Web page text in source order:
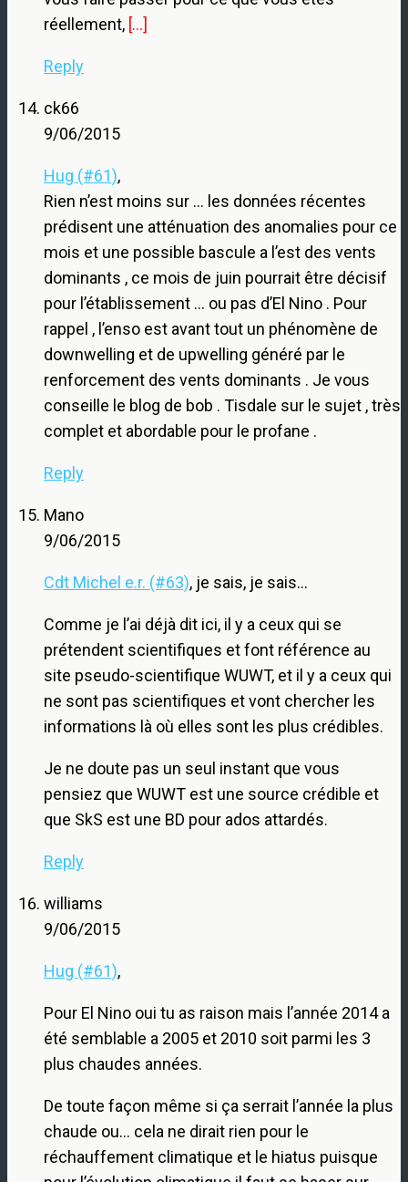
réellement, […]
Reply
ck66
9/06/2015
Hug (#61),
Rien n’est moins sur … les données récentes
prédisent une atténuation des anomalies pour ce
mois et une possible bascule a l’est des vents
dominants , ce mois de juin pourrait être décisif
pour l’établissement … ou pas d’El Nino . Pour
rappel , l’enso est avant tout un phénomène de
downwelling et de upwelling généré par le
renforcement des vents dominants . Je vous
conseille le blog de bob . Tisdale sur le sujet , très
complet et abordable pour le profane .
Reply
Mano
9/06/2015
Cdt Michel e.r. (#63), je sais, je sais…
Comme je l’ai déjà dit ici, il y a ceux qui se
prétendent scientifiques et font référence au
site pseudo-scientifique WUWT, et il y a ceux qui
ne sont pas scientifiques et vont chercher les
informations là où elles sont les plus crédibles.
Je ne doute pas un seul instant que vous
pensiez que WUWT est une source crédible et
que SkS est une BD pour ados attardés.
Reply
williams
9/06/2015
Hug (#61),
Pour El Nino oui tu as raison mais l’année 2014 a
été semblable a 2005 et 2010 soit parmi les 3
plus chaudes années.
De toute façon même si ça serrait l’année la plus
chaude ou… cela ne dirait rien pour le
réchauffement climatique et le hiatus puisque